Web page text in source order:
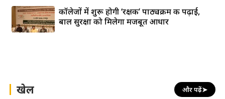
कॉलेजों में शुरू होगी ‘रक्षक’ पाठ्यक्रम की पढ़ाई,
बाल सुरक्षा को मिलेगा मजबूत आधार
खेल और पढ़ें➤